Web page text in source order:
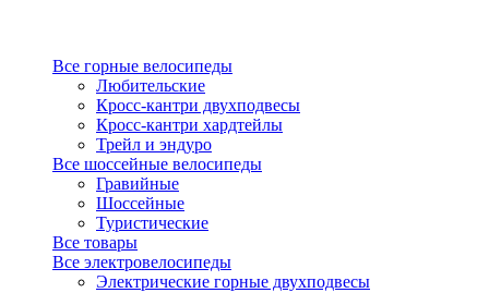
Все горные велосипеды
Любительские
Кросс-кантри двухподвесы
Кросс-кантри хардтейлы
Трейл и эндуро
Все шоссейные велосипеды
Гравийные
Шоссейные
Туристические
Все товары
Все электровелосипеды
Электрические горные двухподвесы